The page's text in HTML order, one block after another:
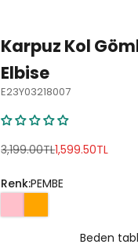
Karpuz Kol
Elbise
E23Y03218007
Normal fiyat
3,199.00TLİndirimli fiyat
1,599.50TL
Renk:PEMBE
Beden